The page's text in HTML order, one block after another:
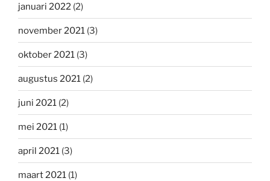
januari 2022 (2)
november 2021 (3)
oktober 2021 (3)
augustus 2021 (2)
juni 2021 (2)
mei 2021 (1)
april 2021 (3)
maart 2021 (1)